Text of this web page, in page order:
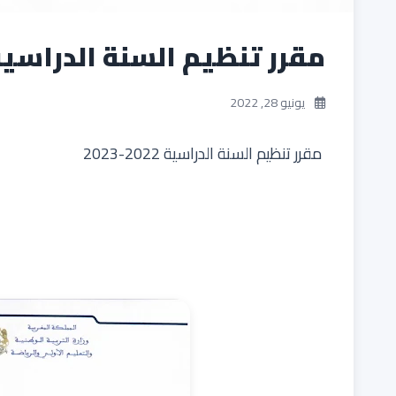
مقرر تنظيم السنة الدراسية 2022-
يونيو 28, 2022
مقرر تنظيم السنة الدراسية 2022-2023